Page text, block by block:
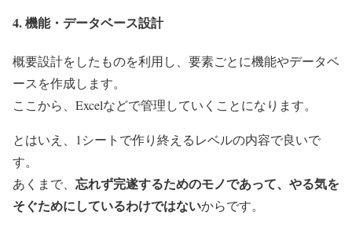
4. 機能・データベース設計
概要設計をしたものを利用し、要素ごとに機能やデータベ
ースを作成します。
ここから、Excelなどで管理していくことになります。
とはいえ、1シートで作り終えるレベルの内容で良いで
す。
あくまで、 忘れず完遂するためのモノであって、やる気を
そぐためにしているわけではないからです。